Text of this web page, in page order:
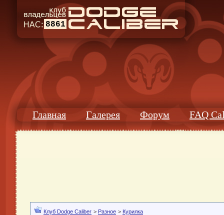
8861
Главная Галерея Форум FAQ
Клуб Dodge Caliber > Разное > Курилка